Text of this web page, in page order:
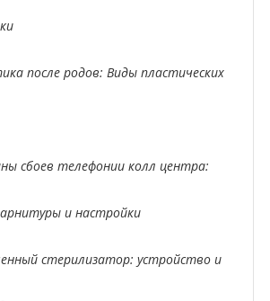
после родов: Виды пластических
сбоев телефонии колл центра:
и настройки
стерилизатор: устройство и